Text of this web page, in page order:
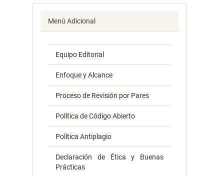
Menú Adicional
Equipo Editorial
Enfoque y Alcance
Proceso de Revisión por Pares
Política de Código Abierto
Política Antiplagio
Declaración de Ética y Buenas
Prácticas